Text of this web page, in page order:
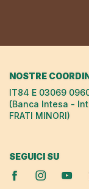
NOSTRE
IT84 E 03069
(Banca Intesa -
FRATI MINORI)
SEGUICI SU